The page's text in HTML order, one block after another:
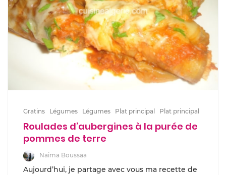
Gratins Légumes Légumes Plat principal Plat principal
Roulades d’aubergines à la purée de
pommes de terre
Naima Boussaa
Aujourd’hui, je partage avec vous ma recette de